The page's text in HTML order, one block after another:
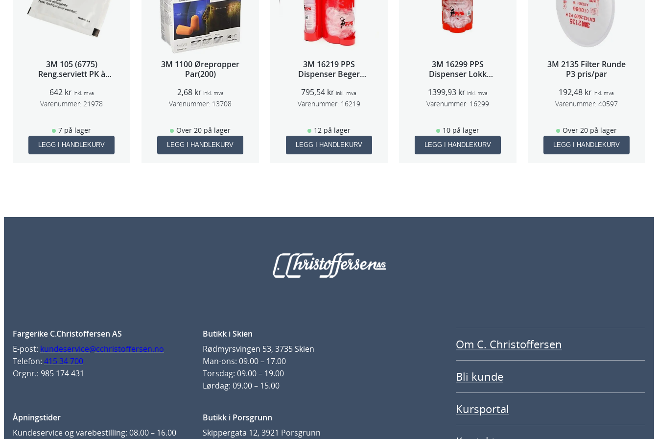
3M 105 (6775)
Reng.serviett PK à
642 kr inkl. mva
Varenummer: 21978
7 på lager
LEGG I HANDLEKURV
3M 1100 Ørepropper
Par(200)
2,68 kr inkl. mva
Varenummer: 13708
Over 20 på lager
LEGG I HANDLEKURV
3M 16219 PPS
Dispenser Beger
795,54 kr inkl. mva
Varenummer: 16219
12 på lager
LEGG I HANDLEKURV
3M 16299 PPS
Dispenser Lokk
1399,93 kr inkl. mva
Varenummer: 16299
10 på lager
LEGG I HANDLEKURV
3M 2135 Filter Runde
P3 pris/par
192,48 kr inkl. mva
Varenummer: 40597
Over 20 på lager
LEGG I HANDLEKURV
Fargerike C.Christoffersen AS
E-post: kundeservice@cchristoffersen.no
Telefon: 415 34 700
Orgnr.: 985 174 431
Butikk i Skien
Rødmyrsvingen 53, 3735 Skien
Man-ons: 09.00 – 17.00
Torsdag: 09.00 – 19.00
Lørdag: 09.00 – 15.00
Åpningstider
Kundeservice og varebestilling: 08.00 – 16.00
Butikk i Porsgrunn
Skippergata 12, 3921 Porsgrunn
Om C. Christoffersen
Bli kunde
Kursportal